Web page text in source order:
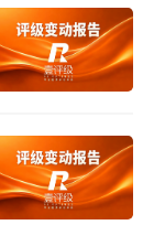
转载、摘编、复
责任的权利。